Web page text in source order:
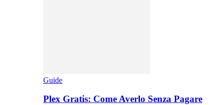
Guide
Plex Gratis: Come Averlo Senza Pagare